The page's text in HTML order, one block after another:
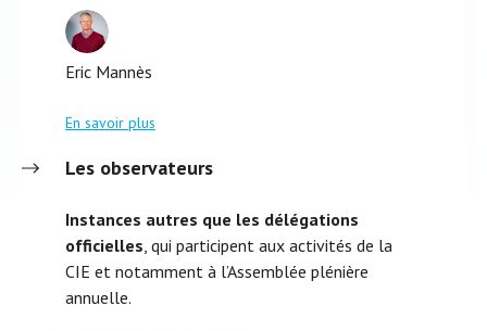
Eric Mannès
En savoir plus
Les observateurs
Instances autres que les délégations
officielles, qui participent aux activités de la
CIE et notamment à l’Assemblée plénière
annuelle.